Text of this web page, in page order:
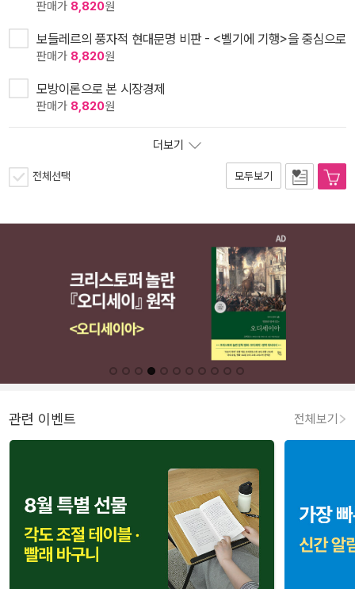
판매가 8,820원
보들레르의 풍자적 현대문명 비판 - <벨기에 기행>을 중심으로
판매가 8,820원
모방이론으로 본 시장경제
판매가 8,820원
더보기
전체선택 모두보기
관련 이벤트 전체보기